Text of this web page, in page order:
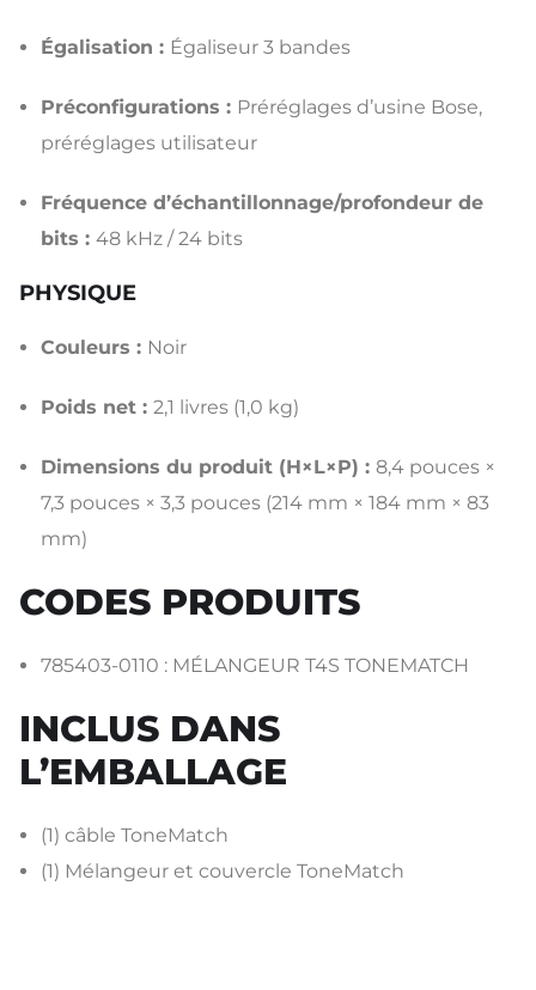
Égalisation : Égaliseur 3 bandes
Préconfigurations : Préréglages d’usine Bose,
préréglages utilisateur
Fréquence d’échantillonnage/profondeur de
bits : 48 kHz / 24 bits
PHYSIQUE
Couleurs : Noir
Poids net : 2,1 livres (1,0 kg)
Dimensions du produit (H×L×P) : 8,4 pouces ×
7,3 pouces × 3,3 pouces (214 mm × 184 mm × 83
mm)
CODES PRODUITS
785403-0110 : MÉLANGEUR T4S TONEMATCH
INCLUS DANS
L’EMBALLAGE
(1) câble ToneMatch
(1) Mélangeur et couvercle ToneMatch